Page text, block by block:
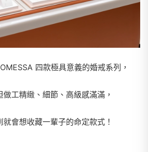
四款極具意義的婚戒系列，
做工精緻、細節、高級感滿滿，
就會想收藏一輩子的命定款式！